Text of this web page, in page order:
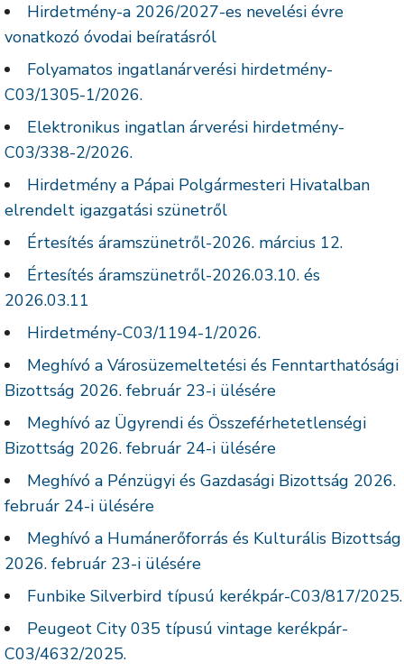
Hirdetmény-a 2026/2027-es nevelési évre
vonatkozó óvodai beíratásról
Folyamatos ingatlanárverési hirdetmény-
C03/1305-1/2026.
Elektronikus ingatlan árverési hirdetmény-
C03/338-2/2026.
Hirdetmény a Pápai Polgármesteri Hivatalban
elrendelt igazgatási szünetről
Értesítés áramszünetről-2026. március 12.
Értesítés áramszünetről-2026.03.10. és
2026.03.11
Hirdetmény-C03/1194-1/2026.
Meghívó a Városüzemeltetési és Fenntarthatósági
Bizottság 2026. február 23-i ülésére
Meghívó az Ügyrendi és Összeférhetetlenségi
Bizottság 2026. február 24-i ülésére
Meghívó a Pénzügyi és Gazdasági Bizottság 2026.
február 24-i ülésére
Meghívó a Humánerőforrás és Kulturális Bizottság
2026. február 23-i ülésére
Funbike Silverbird típusú kerékpár-C03/817/2025.
Peugeot City 035 típusú vintage kerékpár-
C03/4632/2025.